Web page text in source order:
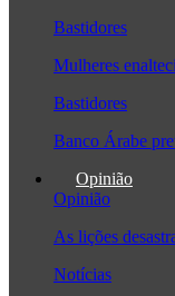
Bastidores
Mulheres
Bastidores
Banco Árabe
Opinião
Opinião
As lições
Notícias